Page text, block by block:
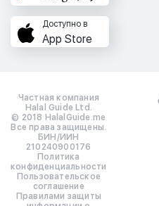
Доступно в
App Store
Частная компания
Halal Guide Ltd.
© 2018 HalalGuide.me
Все права защищены.
БИН/ИИН
210240900176
Политика
конфиденциальности
Пользовательское
соглашение
Правилами защиты